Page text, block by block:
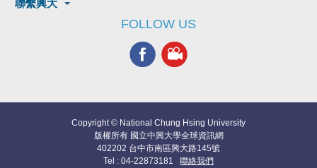
聯繫興大
FOLLOW US
Copyright © National Chung Hsing University
版權所有 國立中興大學全球資訊網
402202 台中市南區興大路145號
Tel : 04-22873181 聯絡我們